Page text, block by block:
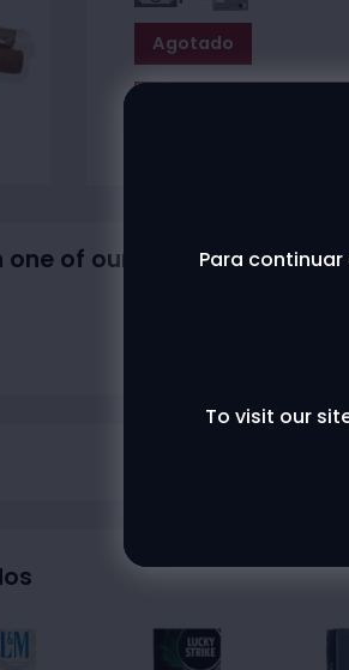
Agotado
one of our physical stores?
Para continuar
To visit our